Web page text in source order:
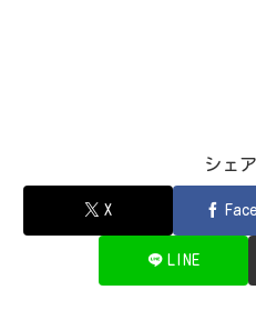
シェ
X
LINE